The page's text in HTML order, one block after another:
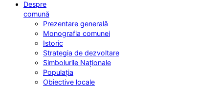
Despre
comună
Prezentare generală
Monografia comunei
Istoric
Strategia de dezvoltare
Simbolurile Naționale
Populația
Obiective locale